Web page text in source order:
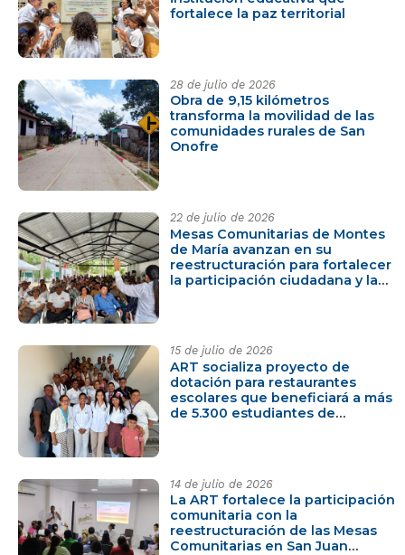
fortalece la paz territorial
28 de julio de 2026
Obra de 9,15 kilómetros
transforma la movilidad de las
comunidades rurales de San
Onofre
22 de julio de 2026
Mesas Comunitarias de Montes
de María avanzan en su
reestructuración para fortalecer
la participación ciudadana y la
15 de julio de 2026
ART socializa proyecto de
dotación para restaurantes
escolares que beneficiará a más
de 5.300 estudiantes de
14 de julio de 2026
La ART fortalece la participación
comunitaria con la
reestructuración de las Mesas
Comunitarias en San Juan